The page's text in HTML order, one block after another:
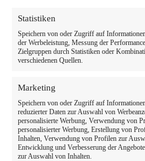
Statistiken
Speichern von oder Zugriff auf
der Werbeleistung, Messung der
Zielgruppen durch Statistiken oder
verschiedenen Quellen.
Marketing
Speichern von oder Zugriff auf
reduzierter Daten zur Auswahl von
personalisierte Werbung, Verwendung von
personalisierter Werbung, Erstellung von
Inhalten, Verwendung von Profilen zur
Entwicklung und Verbesserung der
zur Auswahl von Inhalten.